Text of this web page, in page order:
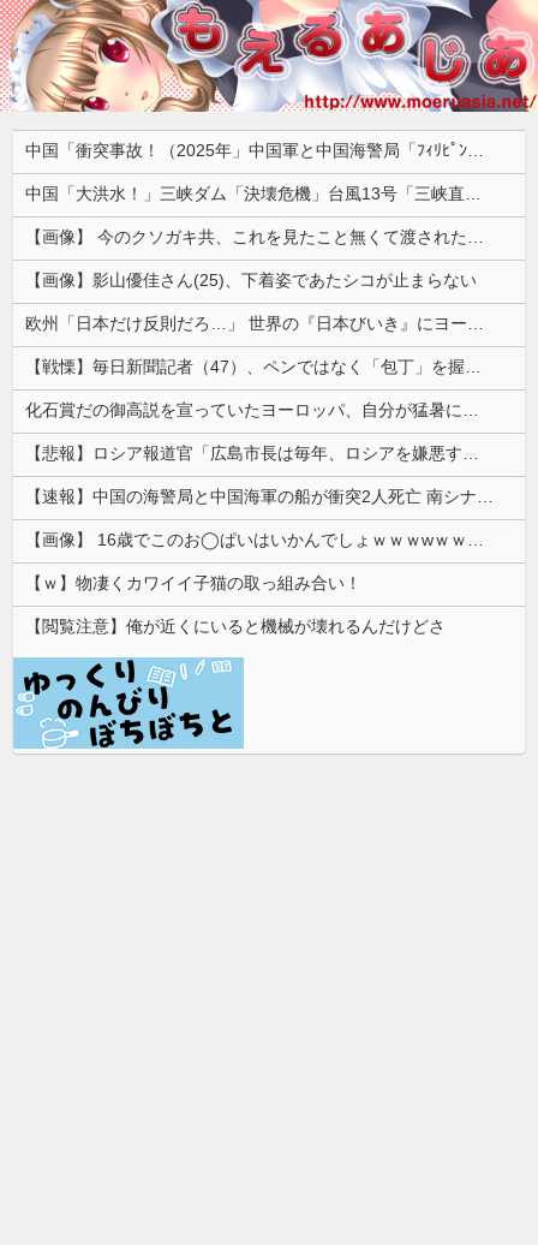
中国「衝突事故！（2025年」中国軍と中国海警局「ﾌｨﾘﾋﾟﾝ船の追跡中に衝突！（8/11」中国「2人死亡」中国政府「1年間隠蔽」日本「隠蔽された事実報道！（2026年」→
中国「大洪水！」三峡ダム「決壊危機」台風13号「三峡直撃確定」日本「最も強い勢力で接近！（伊勢湾台風級」台風13号と15号「中国本土でぶつかり合う（前代未聞」→
【画像】 今のクソガキ共、これを見たこと無くて渡されたらパニクるらしいｗｗｗｗｗｗｗｗｗｗｗｗｗ
【画像】影山優佳さん(25)、下着姿であたシコが止まらない
欧州「日本だけ反則だろ…」 世界の『日本びいき』にヨーロッパ全土から不満の声
【戦慄】毎日新聞記者（47）、ペンではなく「包丁」を握ってしまった結果・・・・・
化石賞だの御高説を宣っていたヨーロッパ、自分が猛暑に襲われると為すすべべもなくダメージを受けてしまい……
【悲報】ロシア報道官「広島市長は毎年、ロシアを嫌悪する『偽りの呪文』を繰り返し、日本人をゾンビ化させている」と主張
【速報】中国の海警局と中国海軍の船が衝突2人死亡 南シナ海でフィリピン船を追跡中
【画像】 16歳でこのお◯ぱいはいかんでしょｗｗｗwｗｗｗｗｗｗｗｗ❤
【ｗ】物凄くカワイイ子猫の取っ組み合い！
【閲覧注意】俺が近くにいると機械が壊れるんだけどさ